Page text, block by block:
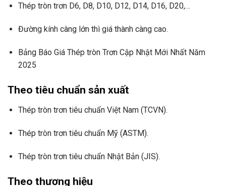
Thép tròn trơn D6, D8, D10, D12, D14, D16, D20,…
Đường kính càng lớn thì giá thành càng cao.
Bảng Báo Giá Thép tròn Trơn Cập Nhật Mới Nhất Năm
2025
Theo tiêu chuẩn sản xuất
Thép tròn trơn tiêu chuẩn Việt Nam (TCVN).
Thép tròn trơn tiêu chuẩn Mỹ (ASTM).
Thép tròn trơn tiêu chuẩn Nhật Bản (JIS).
Theo thương hiệu